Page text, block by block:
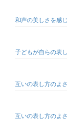
和声の美しさを感
子どもが自らの表
互いの表し方のよ
互いの表し方のよ